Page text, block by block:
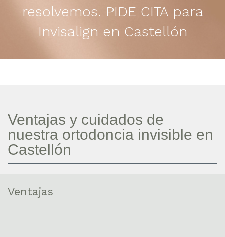
resolvemos. PIDE CITA para
Invisalign en Castellón
Ventajas y cuidados de
nuestra ortodoncia invisible en
Castellón
Ventajas